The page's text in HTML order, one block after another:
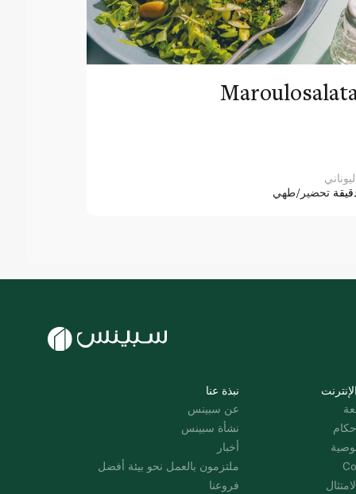
تحضير/طهي
نبذة عنا
عن سبينس
نشأة سبينس
أخبار
ملتزمون بالعمل نحو بيئة أفضل
فروعنا